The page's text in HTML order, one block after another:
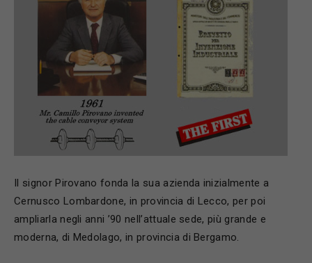
Il signor Pirovano fonda la sua azienda inizialmente a
Cernusco Lombardone, in provincia di Lecco, per poi
ampliarla negli anni ’90 nell’attuale sede, più grande e
moderna, di Medolago, in provincia di Bergamo.